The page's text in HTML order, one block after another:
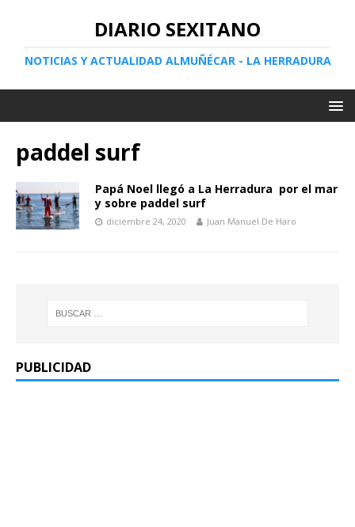
DIARIO SEXITANO
NOTICIAS Y ACTUALIDAD ALMUÑÉCAR - LA HERRADURA
paddel surf
Papá Noel llegó a La Herradura por el mar
y sobre paddel surf
diciembre 24, 2020 Juan Manuel De Haro
PUBLICIDAD